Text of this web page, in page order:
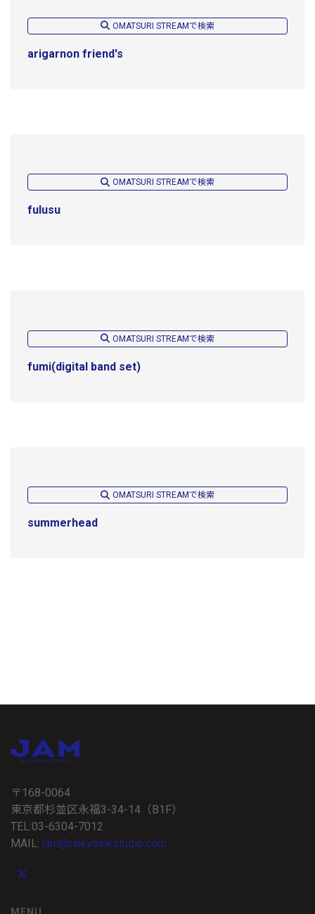
OMATSURI STREAMで検索
arigarnon friend's
OMATSURI STREAMで検索
fulusu
OMATSURI STREAMで検索
fumi(digital band set)
OMATSURI STREAMで検索
summerhead
〒168-0064
東京都杉並区永福3-34-14（B1F）
TEL:03-6304-7012
MAIL: jam@rinkydinkstudio.com
MENU